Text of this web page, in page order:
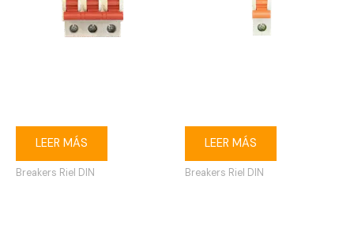
LEER MÁS
Breakers Riel DIN
LEER MÁS
Breakers Riel DIN